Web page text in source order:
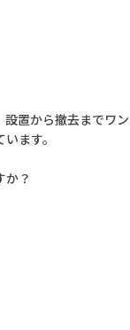
置から撤去までワン
ます。
か？